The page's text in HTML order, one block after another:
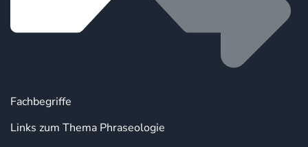
Fachbegriffe
Links zum Thema Phraseologie